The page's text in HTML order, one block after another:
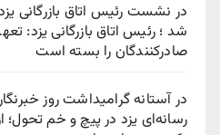
در نشست رئیس اتاق بازرگانی
شد ؛ رئیس اتاق بازرگانی یزد:
صادرکنندگان را بسته است
در آستانه گرامیداشت روز
رسانه‌ای یزد در پیچ‌ و خم تحول؛